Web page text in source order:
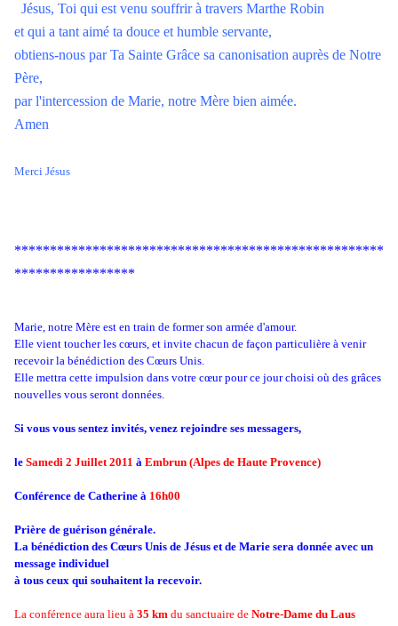
Jésus, Toi qui est venu souffrir à travers Marthe Robin
et qui a tant aimé ta douce et humble servante,
obtiens-nous par Ta Sainte Grâce sa canonisation auprès de Notre
Père,
par l'intercession de Marie, notre Mère bien aimée.
Amen
Merci Jésus
****************************************************
*****************
Marie, notre Mère est en train de former son armée d'amour.
Elle vient toucher les cœurs, et invite chacun de façon particulière à venir
recevoir la bénédiction des Cœurs Unis.
Elle mettra cette impulsion dans votre cœur pour ce jour choisi où des grâces
nouvelles vous seront données.
Si vous vous sentez invités, venez rejoindre ses messagers,
le Samedi 2 Juillet 2011 à Embrun (Alpes de Haute Provence)
Conférence de Catherine à 16h00
Prière de guérison générale.
La bénédiction des Cœurs Unis de Jésus et de Marie sera donnée avec un
message individuel
à tous ceux qui souhaitent la recevoir.
La conférence aura lieu à 35 km du sanctuaire de Notre-Dame du Laus